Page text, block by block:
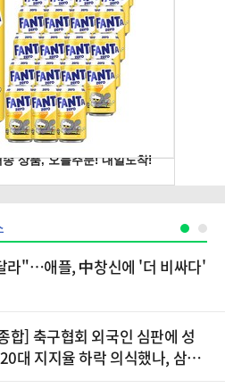
라"…애플, 中창신에 '더 비싸다'
합] 축구협회 외국인 심판에 성
대 지지율 하락 의식했나, 삼전